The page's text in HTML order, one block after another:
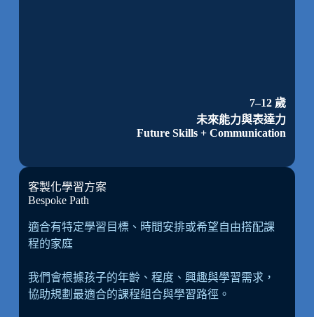
7–12 歲
未來能力與表達力
Future Skills + Communication
客製化學習方案
Bespoke Path
適合有特定學習目標、時間安排或希望自由搭配課
程的家庭
我們會根據孩子的年齡、程度、興趣與學習需求，
協助規劃最適合的課程組合與學習路徑。